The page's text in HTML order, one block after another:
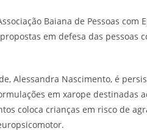
Baiana de Pessoas com
em defesa das pessoas
Alessandra Nascimento, é
em xarope destinadas
coloca crianças em risco de